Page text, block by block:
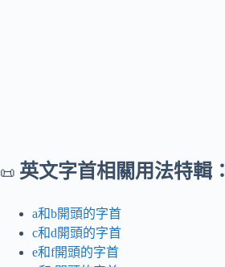
📜 英文字首相關用法特輯：
a和b開頭的字首
c和d開頭的字首
e和f開頭的字首